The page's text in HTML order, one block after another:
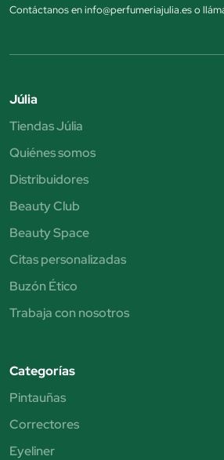
Contáctanos en info@perfumeriajulia.es o
Júlia
Tiendas Júlia
Quiénes somos
Distribuidores
Beauty Club
Beauty Space
Citas personalizadas
Buzón Ético
Trabaja con nosotros
Categorías
Pintauñas
Correctores
Eyeliner